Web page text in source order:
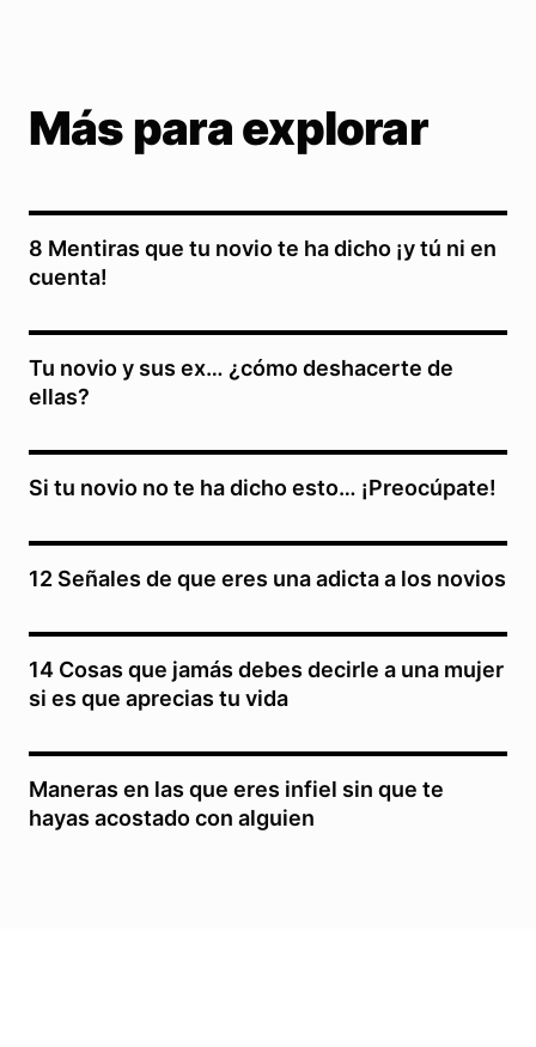
Más para explorar
8 Mentiras que tu novio te ha dicho ¡y tú ni en
cuenta!
Tu novio y sus ex… ¿cómo deshacerte de
ellas?
Si tu novio no te ha dicho esto… ¡Preocúpate!
12 Señales de que eres una adicta a los novios
14 Cosas que jamás debes decirle a una mujer
si es que aprecias tu vida
Maneras en las que eres infiel sin que te
hayas acostado con alguien